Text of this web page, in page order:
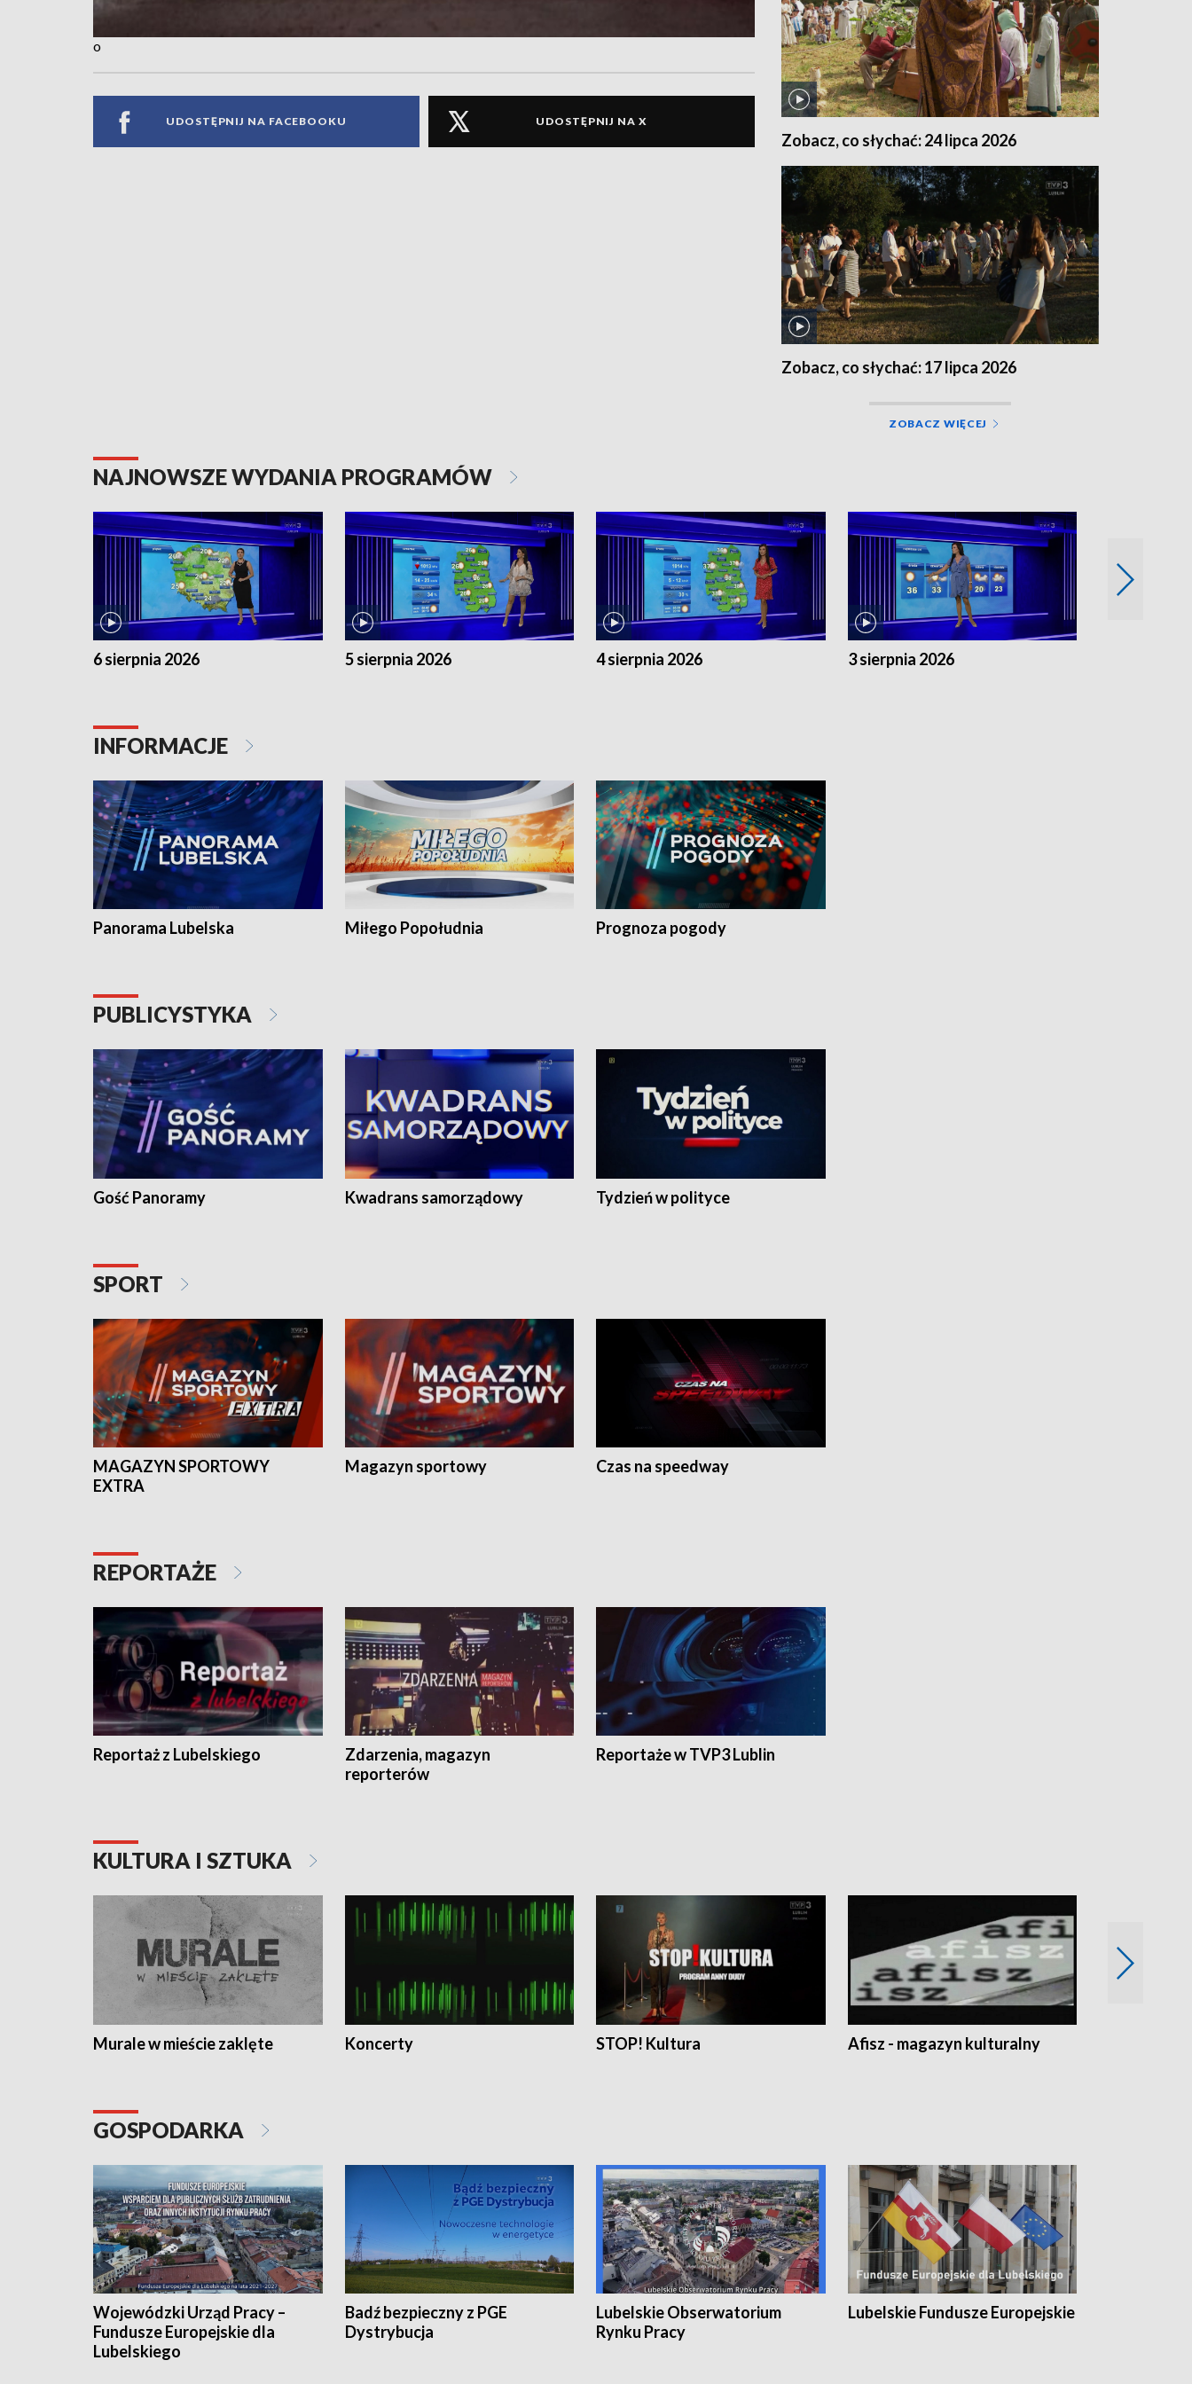
o
UDOSTĘPNIJ NA FACEBOOKU UDOSTĘPNIJ NA X
Zobacz, co słychać: 24 lipca 2026
Zobacz, co słychać: 17 lipca 2026
ZOBACZ WIĘCEJ
NAJNOWSZE WYDANIA PROGRAMÓW
6 sierpnia 2026 5 sierpnia 2026 4 sierpnia 2026 3 sierpnia 2026
INFORMACJE
Panorama Lubelska Miłego Popołudnia Prognoza pogody
PUBLICYSTYKA
Gość Panoramy Kwadrans samorządowy Tydzień w polityce
SPORT
MAGAZYN SPORTOWY
EXTRA
Magazyn sportowy Czas na speedway
REPORTAŻE
Reportaż z Lubelskiego
Zdarzenia, magazyn
reporterów
Reportaże w TVP3 Lublin
KULTURA I SZTUKA
Murale w mieście zaklęte Koncerty STOP! Kultura Afisz - magazyn kulturalny
GOSPODARKA
Wojewódzki Urząd Pracy –
Fundusze Europejskie dla
Lubelskiego
Badź bezpieczny z PGE
Dystrybucja
Lubelskie Obserwatorium
Rynku Pracy
Lubelskie Fundusze Europejskie